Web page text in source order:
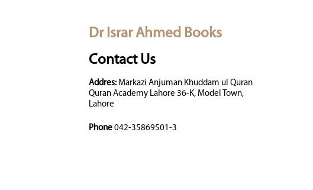
Dr Israr Ahmed Books
Contact Us
Addres:Markazi Anjuman Khuddam ul Quran
Quran Academy Lahore 36-K, Model Town,
Lahore
Phone 042-35869501-3